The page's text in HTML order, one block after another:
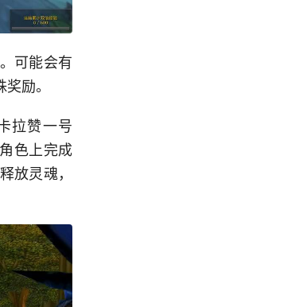
可能会有
励。
拉赞一号
色上完成
放灵魂，